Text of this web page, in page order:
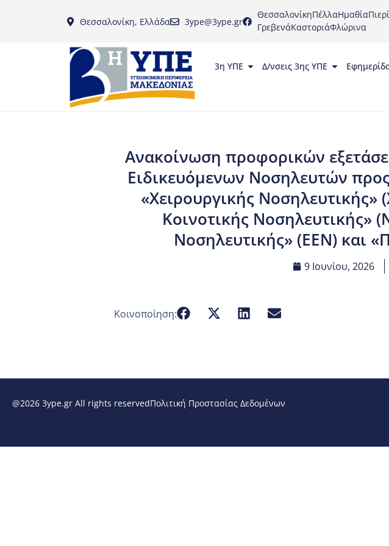
Θεσσαλονίκη, Ελλάδα 3ype@3ype.gr
ΘεσσαλονίκηΠέλλαΗμαθία
ΓρεβενάΚαστοριάΦλώρινα
3η ΥΠΕ Δ/νσεις 3ης ΥΠΕ
Ανακοίνωση προφορικών
Ειδικευόμενων Νοσηλευτών
«Χειρουργικής
Κοινοτικής Νοσηλευτικής»
Νοσηλευτικής» (ΕΕΝ) και
9 Ιουνίου, 2026
Κοινοποίηση:
@2026 3ype.gr All rights reservedΠολιτική Προστασίας Δεδομένων